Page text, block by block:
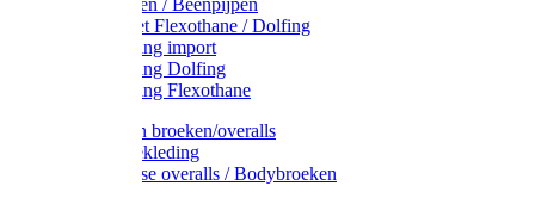
Plukmouwen / Beenpijpen
Reparatieset Flexothane / Dolfing
Regenkleding import
Regenkleding Dolfing
Regenkleding Flexothane
Toebehoren broeken/overalls
Signalisatiekleding
Amerikaanse overalls / Bodybroeken